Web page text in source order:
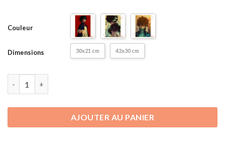
Couleur
Dimensions 30x21 cm 42x30 cm
AJOUTER AU PANIER